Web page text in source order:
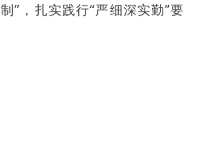
”，扎实践行“严细深实勤”要